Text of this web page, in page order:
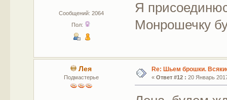
Сообщений: 2064
Пол:
Я
Монрошечку
Лея
Подмастерье
Re: Шьем брошки.
« Ответ #12 : 20 Январь